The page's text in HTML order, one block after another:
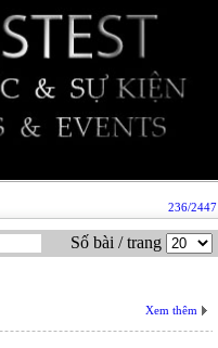
236/2447
Số bài / trang
Xem thêm